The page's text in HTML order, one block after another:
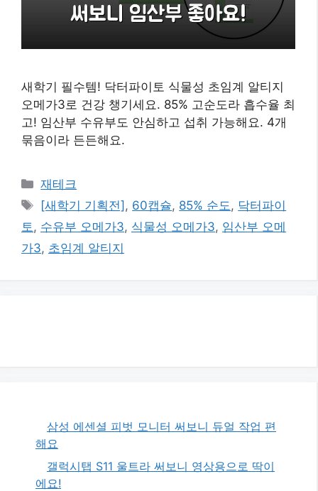
새학기 필수템! 닥터파이토 식물성 초임계 알티지
오메가3로 건강 챙기세요. 85% 고순도라 흡수율 최
고! 임산부 수유부도 안심하고 섭취 가능해요. 4개
묶음이라 든든해요.
카
테
고
리
재테크
태
그
[새학기 기획전], 60캡슐, 85% 순도 , 닥터파이
토 , 수유부 오메가3, 식물성 오메가3, 임산부 오메
가3, 초임계 알티지
삼성 에센셜 피벗 모니터 써보니 듀얼 작업 편
해요
갤럭시탭 S11 울트라 써보니 영상용으로 딱이
에요!